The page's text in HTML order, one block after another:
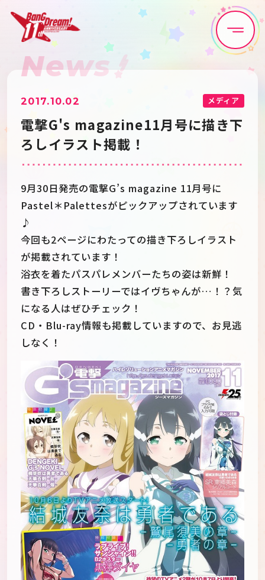
Home News
Live•Event Discography
Artist
Goods
JPEN
News
2017.10.02 メディア
電撃G's magazine11月号に描き下
ろしイラスト掲載！
9月30日発売の電撃G’s magazine 11月号に
Pastel＊Palettesがピックアップされています
♪
今回も2ページにわたっての描き下ろしイラスト
が掲載されています！
浴衣を着たパスパレメンバーたちの姿は新鮮！
書き下ろしストーリーではイヴちゃんが…！？気
になる人はぜひチェック！
CD・Blu-ray情報も掲載していますので、お見逃
しなく！